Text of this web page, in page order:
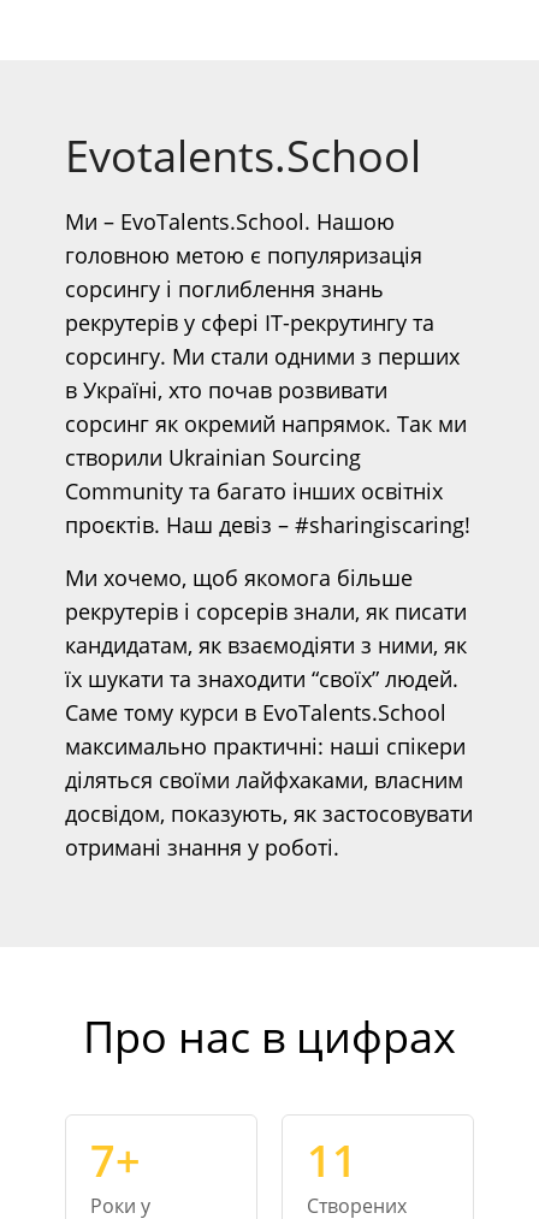
Evotalents.School
Ми – EvoTalents.School. Нашою
головною метою є популяризація
сорсингу і поглиблення знань
рекрутерів у сфері IT-рекрутингу та
сорсингу. Ми стали одними з перших
в Україні, хто почав розвивати
сорсинг як окремий напрямок. Так ми
створили Ukrainian Sourcing
Community та багато інших освітніх
проєктів. Наш девіз – #sharingiscaring!
Ми хочемо, щоб якомога більше
рекрутерів і сорсерів знали, як писати
кандидатам, як взаємодіяти з ними, як
їх шукати та знаходити “своїх” людей.
Саме тому курси в EvoTalents.School
максимально практичні: наші спікери
діляться своїми лайфхаками, власним
досвідом, показують, як застосовувати
отримані знання у роботі.
Про нас в цифрах
7+
Роки у
11
Створених